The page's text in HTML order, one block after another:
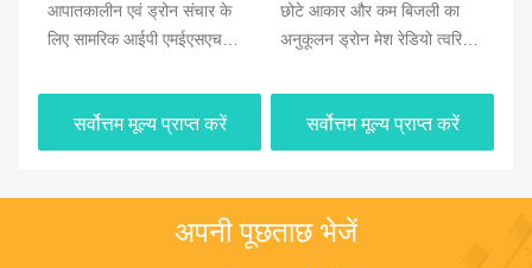
आपातकालीन एवं ड्रोन संचार के
लिए सामरिक आईपी एमईएसएच
सर्वोत्तम मूल्य प्राप्त करें
छोटे आकार और कम बिजली का
अनुकूलन ड्रोन मेश रेडियो त्वरित
कनेक्टिविटी के साथ
सर्वोत्तम मूल्य प्राप्त करें
अपनी पूछताछ भेजें